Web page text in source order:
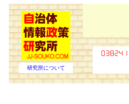
研究所について